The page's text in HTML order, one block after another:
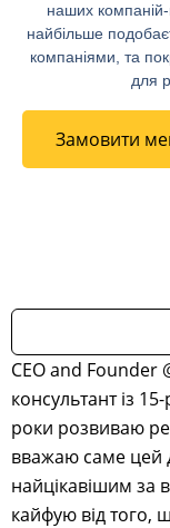
наших компаній-
найбільше
компаніями, та
для
Замовити
CEO and Founder
консультант із
роки розвиваю
вважаю саме цей
найцікавішим за
кайфую від того,